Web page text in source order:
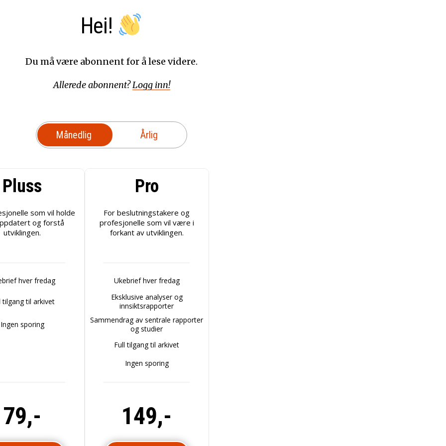
Hei!
Du må være abonnent for å lese videre.
Allerede abonnent?Logg inn!
Månedlig Årlig
Pluss
som vil holde
og forstå
utviklingen.
hver fredag
tilgang til arkivet
Ingen sporing
79,-
Pro
For beslutningstakere og
profesjonelle som vil være i
forkant av utviklingen.
Ukebrief hver fredag
Eksklusive analyser og
innsiktsrapporter
Sammendrag av sentrale rapporter
og studier
Full tilgang til arkivet
Ingen sporing
149,-